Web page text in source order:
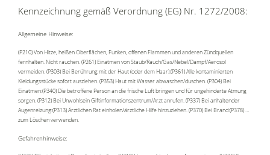
Kennzeichnung gemäß Verordnung (EG) Nr. 1272/2008:
Allgemeine Hinweise:
(P210) Von Hitze, heißen Oberflächen, Funken, offenen Flammen und anderen Zündquellen
fernhalten. Nicht rauchen. (P261) Einatmen von Staub/Rauch/Gas/Nebel/Dampf/Aerosol
vermeiden. (P303) Bei Berührung mit der Haut (oder dem Haar):(P361) Alle kontaminierten
Kleidungsstücke sofort ausziehen. (P353) Haut mit Wasser abwaschen/duschen. (P304) Bei
Einatmen:(P340) Die betroffene Person an die frische Luft bringen und für ungehinderte Atmung
sorgen. (P312) Bei Unwohlsein Giftinformationszentrum/Arzt anrufen. (P337) Bei anhaltender
Augenreizung:(P313) Ärztlichen Rat einholen/ärztliche Hilfe hinzuziehen. (P370) Bei Brand:(P378) …
zum Löschen verwenden.
Gefahrenhinweise: